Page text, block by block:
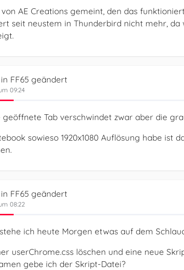
AE Creations gemeint, den das
seit neustem in Thunderbird nicht mehr,
FF65 geändert
09:24
Tab verschwindet zwar aber die
sowieso 1920x1080 Auflösung habe ist
FF65 geändert
08:22
ich heute Morgen etwas auf dem
userChrome.css löschen und eine neue
gebe ich der Skript-Datei?